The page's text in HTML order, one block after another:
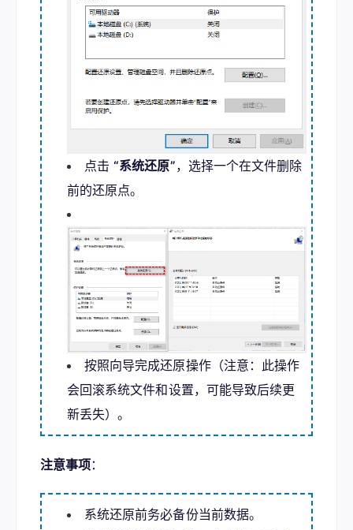
点击“系统还原”，选择一个在文件删除
前的还原点。
按照向导完成还原操作（注意：此操作
会回滚系统文件和设置，可能导致后续更
新丢失）。
注意事项：
系统还原前务必备份当前数据。